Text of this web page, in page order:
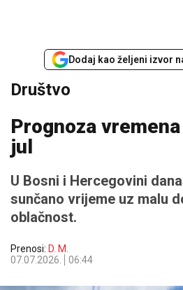
Dodaj kao željeni izvor
Društvo
Prognoza
jul
U Bosni i Hercegovini
sunčano vrijeme uz malu
oblačnost.
Prenosi: D. M.
07.07.2026.
06:44